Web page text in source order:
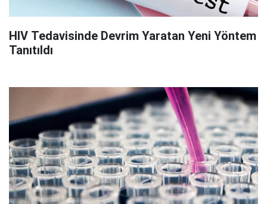
HIV Tedavisinde Devrim Yaratan Yeni Yöntem
Tanıtıldı